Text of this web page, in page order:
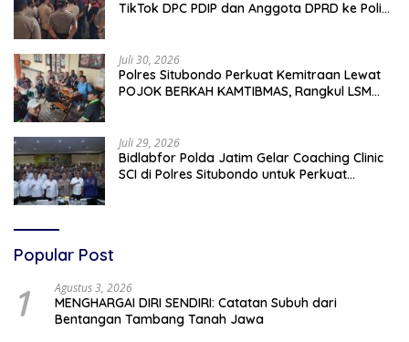
TikTok DPC PDIP dan Anggota DPRD ke Polisi:
Juli 30, 2026
Polres Situbondo Perkuat Kemitraan Lewat
POJOK BERKAH KAMTIBMAS, Rangkul LSM
Juli 29, 2026
Bidlabfor Polda Jatim Gelar Coaching Clinic
SCI di Polres Situbondo untuk Perkuat
Popular Post
1 Agustus 3, 2026
MENGHARGAI DIRI SENDIRI: Catatan Subuh dari
Bentangan Tambang Tanah Jawa